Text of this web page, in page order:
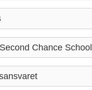
Chance School